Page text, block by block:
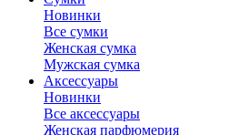
Новинки
Все сумки
Женская сумка
Мужская сумка
Аксессуары
Новинки
Все аксессуары
Женская парфюмерия